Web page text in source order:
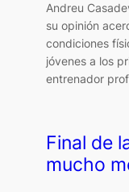
Andreu
su opinión
condiciones
jóvenes a los
entrenador
Final de
mucho